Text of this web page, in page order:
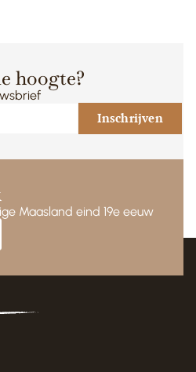
hoogte?
Inschrijven
Maasland eind 19e eeuw